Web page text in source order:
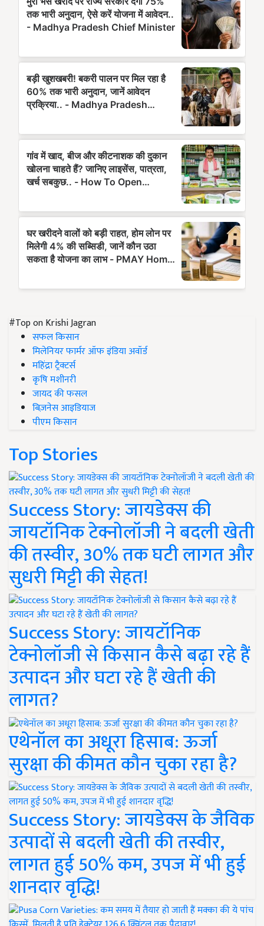
#Top on Krishi Jagran
सफल किसान
मिलेनियर फार्मर ऑफ इंडिया अवॉर्ड
महिंद्रा ट्रैक्टर्स
कृषि मशीनरी
जायद की फसल
बिज़नेस आइडियाज
पीएम किसान
Top Stories
Success Story: जायडेक्स की
जायटॉनिक टेक्नोलॉजी ने बदली खेती
की तस्वीर, 30% तक घटी लागत और
सुधरी मिट्टी की सेहत!
Success Story: जायटॉनिक
टेक्नोलॉजी से किसान कैसे बढ़ा रहे हैं
उत्पादन और घटा रहे हैं खेती की
लागत?
एथेनॉल का अधूरा हिसाब: ऊर्जा
सुरक्षा की कीमत कौन चुका रहा है?
Success Story: जायडेक्स के जैविक
उत्पादों से बदली खेती की तस्वीर,
लागत हुई 50% कम, उपज में भी हुई
शानदार वृद्धि!